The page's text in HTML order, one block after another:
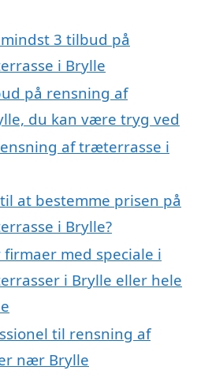
3 tilbud på
i Brylle
på rensning af
du kan være tryg ved
af træterrasse i
at bestemme prisen på
i Brylle?
med speciale i
i Brylle eller hele
til rensning af
nær Brylle